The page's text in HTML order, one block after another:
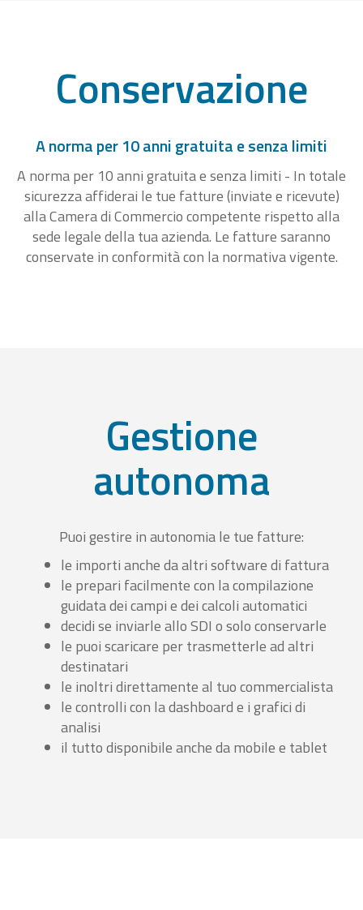
Conservazione
A norma per 10 anni gratuita e senza limiti
A norma per 10 anni gratuita e senza limiti - In totale
sicurezza affiderai le tue fatture (inviate e ricevute)
alla Camera di Commercio competente rispetto alla
sede legale della tua azienda. Le fatture saranno
conservate in conformità con la normativa vigente.
Gestione
autonoma
Puoi gestire in autonomia le tue fatture:
le importi anche da altri software di fattura
le prepari facilmente con la compilazione
guidata dei campi e dei calcoli automatici
decidi se inviarle allo SDI o solo conservarle
le puoi scaricare per trasmetterle ad altri
destinatari
le inoltri direttamente al tuo commercialista
le controlli con la dashboard e i grafici di
analisi
il tutto disponibile anche da mobile e tablet